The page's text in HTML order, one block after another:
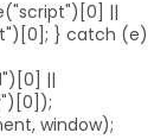
||
} catch (e)
||
window);